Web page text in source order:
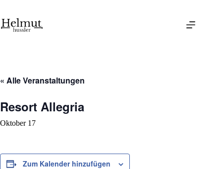
content
« Alle Veranstaltungen
Resort Allegria
Oktober 17
Zum Kalender hinzufügen